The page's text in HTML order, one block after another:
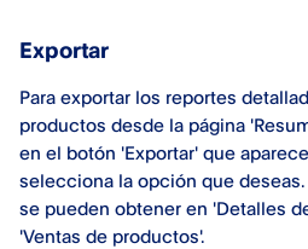
Exportar
Para exportar los reportes
productos desde la página
en el botón 'Exportar' que
selecciona la opción que
se pueden obtener en 'Detalles
'Ventas de productos'.